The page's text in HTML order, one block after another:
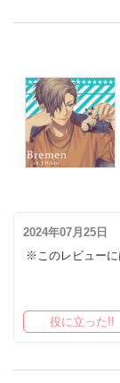
2024年07月25日
※このレビューに
役に立った!!